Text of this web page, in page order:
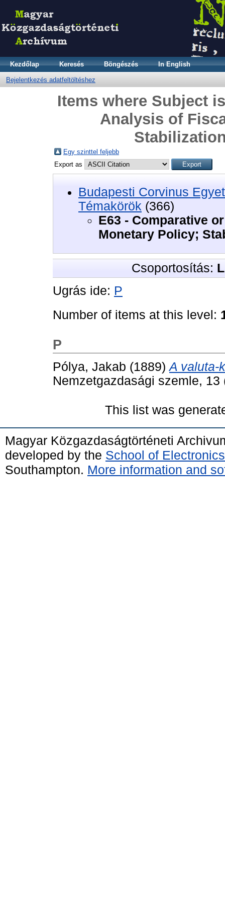
Kezdőlap Keresés Böngészés In English
Bejelentkezés adatfeltöltéshez
Items where Subject
Analysis of
Egy szinttel feljebb
Export as
Budapesti Corvinus
Témakörök (366)
E63 - Comparative
Monetary Policy;
Csoportosítás:
Ugrás ide: P
Number of items at this level:
P
Pólya, Jakab (1889)A valuta-
Nemzetgazdasági szemle, 13
This list was
Magyar Közgazdaságtörténeti
developed by the School of
Southampton. More information and